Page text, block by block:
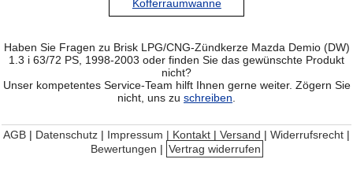
Kofferraumwanne
Haben Sie Fragen zu Brisk LPG/CNG-Zündkerze Mazda Demio (DW)
1.3 i 63/72 PS, 1998-2003 oder finden Sie das gewünschte Produkt
nicht?
Unser kompetentes Service-Team hilft Ihnen gerne weiter. Zögern Sie
nicht, uns zu schreiben
AGB | Datenschutz | Impressum | Kontakt | Versand | Widerrufsrecht |
Bewertungen | Vertrag widerrufen